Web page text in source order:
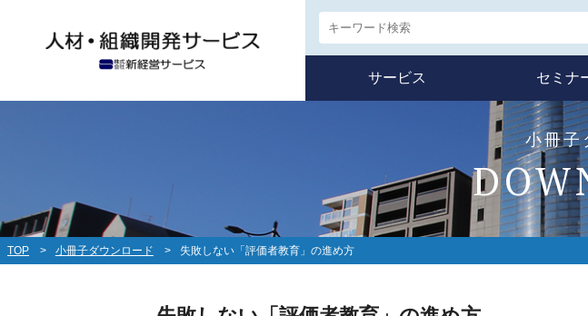
サービス セミナ
小冊子
TOP 小冊子ダウンロード 失敗しない「評価者教育」の進め方